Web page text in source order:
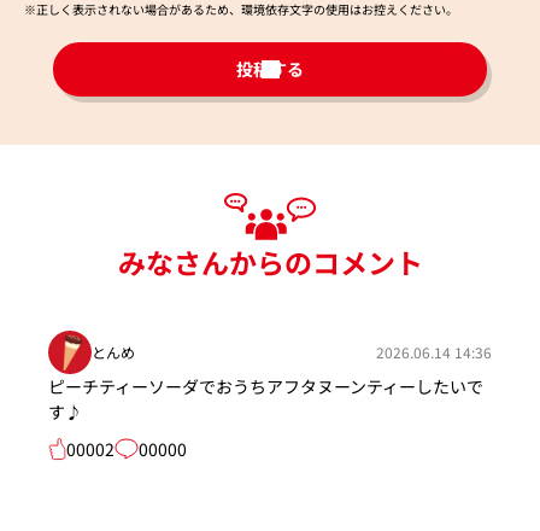
※正しく表示されない場合があるため、環境依存文字の使用はお控えください。​
投稿する
みなさんからのコメント
とんめ 2026.06.14 14:36
ピーチティーソーダでおうちアフタヌーンティーしたいで
す♪
00002
00000